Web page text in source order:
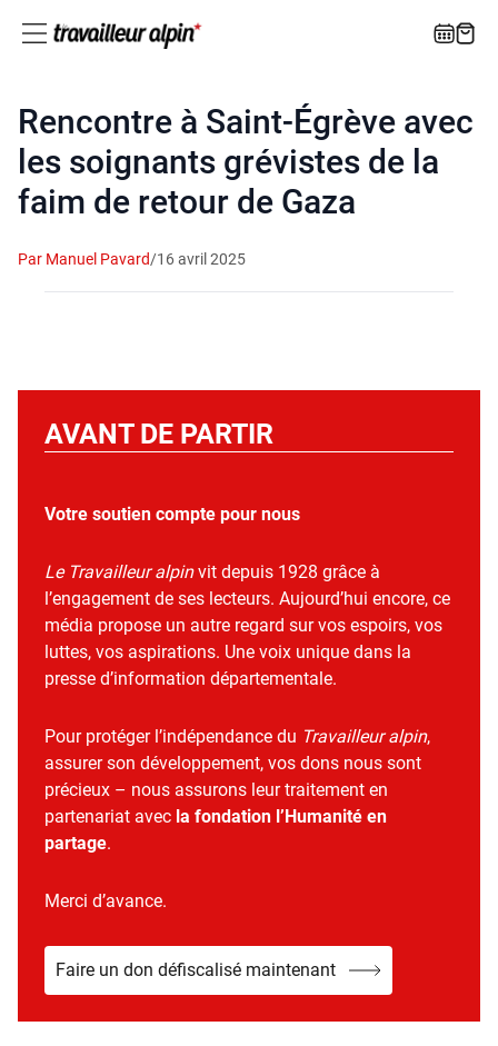
Rencontre à Saint-Égrève avec
les soignants grévistes de la
faim de retour de Gaza
Par Manuel Pavard/16 avril 2025
AVANT DE PARTIR
Votre soutien compte pour nous
Le Travailleur alpinvit depuis 1928 grâce à
l’engagement de ses lecteurs. Aujourd’hui encore, ce
média propose un autre regard sur vos espoirs, vos
luttes, vos aspirations. Une voix unique dans la
presse d’information départementale.
Pour protéger l’indépendance du Travailleur alpin,
assurer son développement, vos dons nous sont
précieux – nous assurons leur traitement en
partenariat avec la fondation l’Humanité en
partage.
Merci d’avance.
Faire un don défiscalisé maintenant